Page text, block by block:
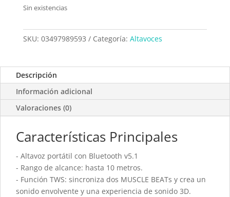
Sin existencias
SKU: 03497989593 Categoría: Altavoces
Descripción
Información adicional
Valoraciones (0)
Características Principales
- Altavoz portátil con Bluetooth v5.1
- Rango de alcance: hasta 10 metros.
- Función TWS: sincroniza dos MUSCLE BEATs y crea un
sonido envolvente y una experiencia de sonido 3D.